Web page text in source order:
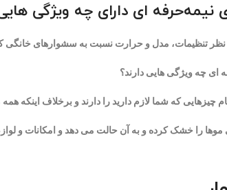
نیمه‌حرفه‌ ای دارای چه ویژگی
نظر تنظیمات، مدل و حرارت نسبت به سشوارهای
ای چه ویژگی هایی دارند؟
چیزهایی که شما لازم دارید را دارند و برخلاف اینکه
را خشک کرده و به آن حالت می دهد و امکانات و